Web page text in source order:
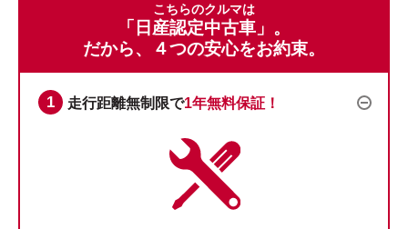
こちらのクルマは
「日産認定中古車」。
だから、４つの安心をお約束。
走行距離無制限で1年無料保証！